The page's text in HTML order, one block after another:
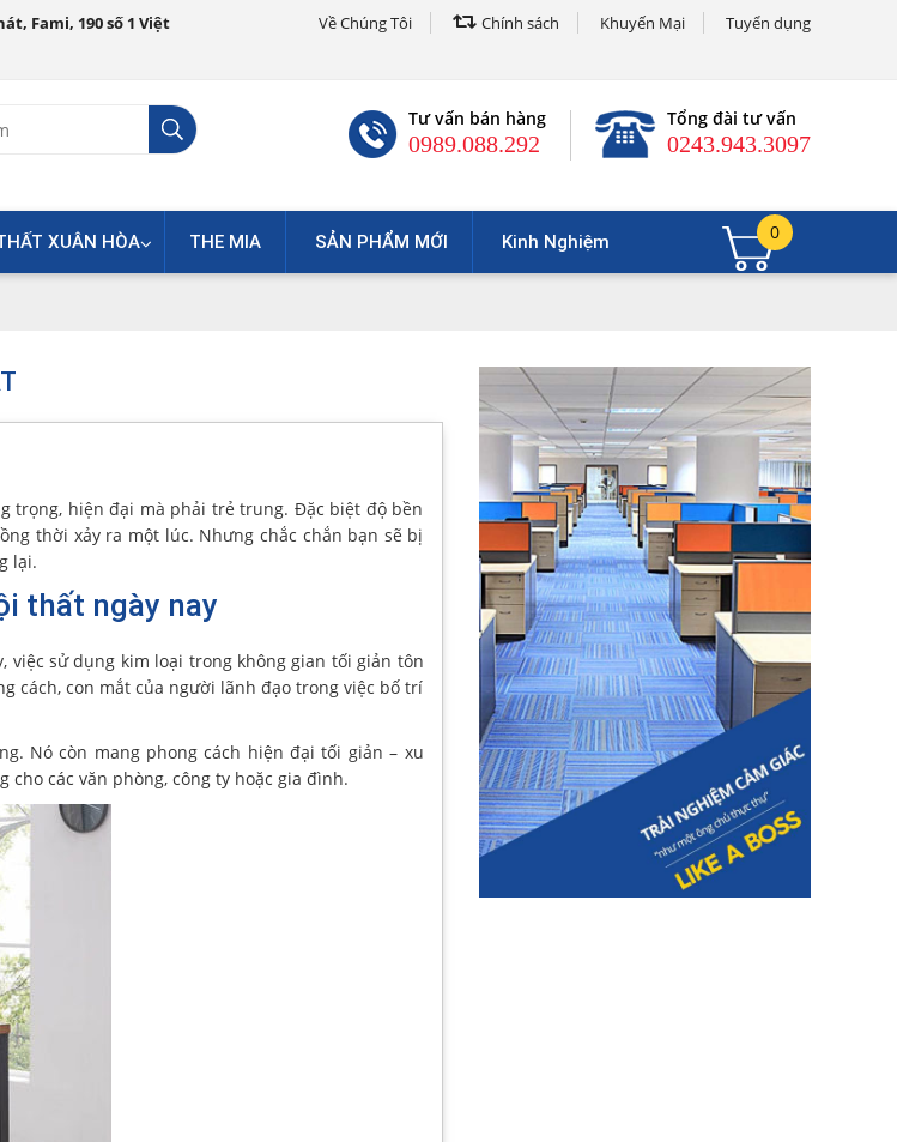
Fami, 190 số 1 Việt
Về Chúng Tôi Chính sách Khuyến Mại Tuyển dụng
Tư vấn bán hàng
0989.088.292
Tổng đài tư vấn
0243.943.3097
XUÂN HÒA THE MIA SẢN PHẨM MỚI Kinh Nghiệm 0
trọng, hiện đại mà phải trẻ trung. Đặc biệt độ bền
thời xảy ra một lúc. Nhưng chắc chắn bạn sẽ bị
lại.
thất ngày nay
sử dụng kim loại trong không gian tối giản tôn
cách, con mắt của người lãnh đạo trong việc bố trí
Nó còn mang phong cách hiện đại tối giản – xu
các văn phòng, công ty hoặc gia đình.